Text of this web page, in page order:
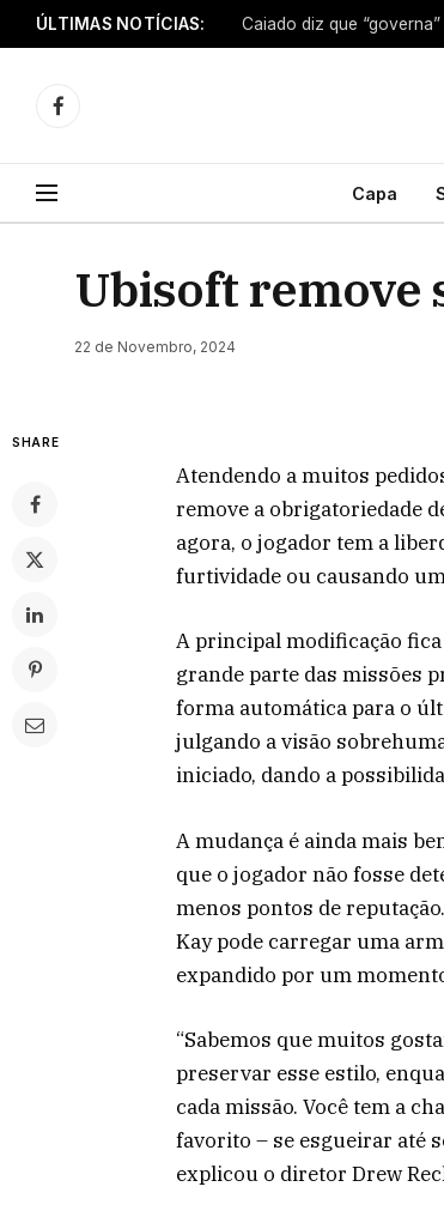
ÚLTIMAS NOTÍCIAS: Caiado diz que
Facebook
Capa
Ubisoft remove
22 de Novembro, 2024
SHARE
Atendendo a muitos
remove a obrigatoriedade
agora, o jogador tem a
furtividade ou causando
A principal modificação
grande parte das missões
forma automática para o
julgando a visão
iniciado, dando a
A mudança é ainda mais
que o jogador não fosse
menos pontos de
Kay pode carregar uma
expandido por um
“Sabemos que muitos
preservar esse estilo,
cada missão. Você tem a
favorito – se esgueirar até
explicou o diretor Drew